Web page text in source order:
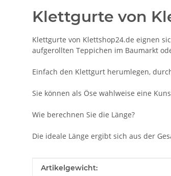
Klettgurte von
Klettgurte von Klettshop24.de eignen
aufgerollten Teppichen im Baumarkt
Einfach den Klettgurt herumlegen,
Sie können als Öse wahlweise eine
Wie berechnen Sie die Länge?
Die ideale Länge ergibt sich aus der
Produkteigenschaft
Wert
Artikelgewicht: